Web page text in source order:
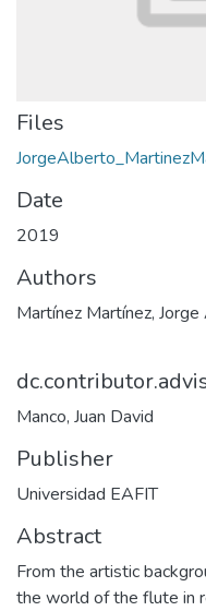
Files
Date
2019
Authors
Martínez Martínez,
Manco, Juan David
Publisher
Universidad EAFIT
Abstract
From the artistic
the world of the flute in